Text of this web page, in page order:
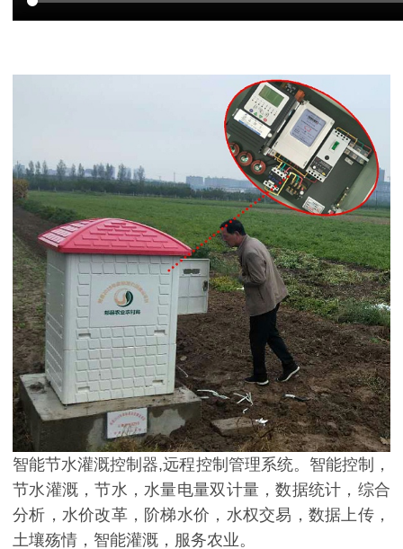
智能节水灌溉控制器,远程控制管理系统。智能控制，
节水灌溉，节水，水量电量双计量，数据统计，综合
分析，水价改革，阶梯水价，水权交易，数据上传，
土壤殇情，智能灌溉，服务农业。